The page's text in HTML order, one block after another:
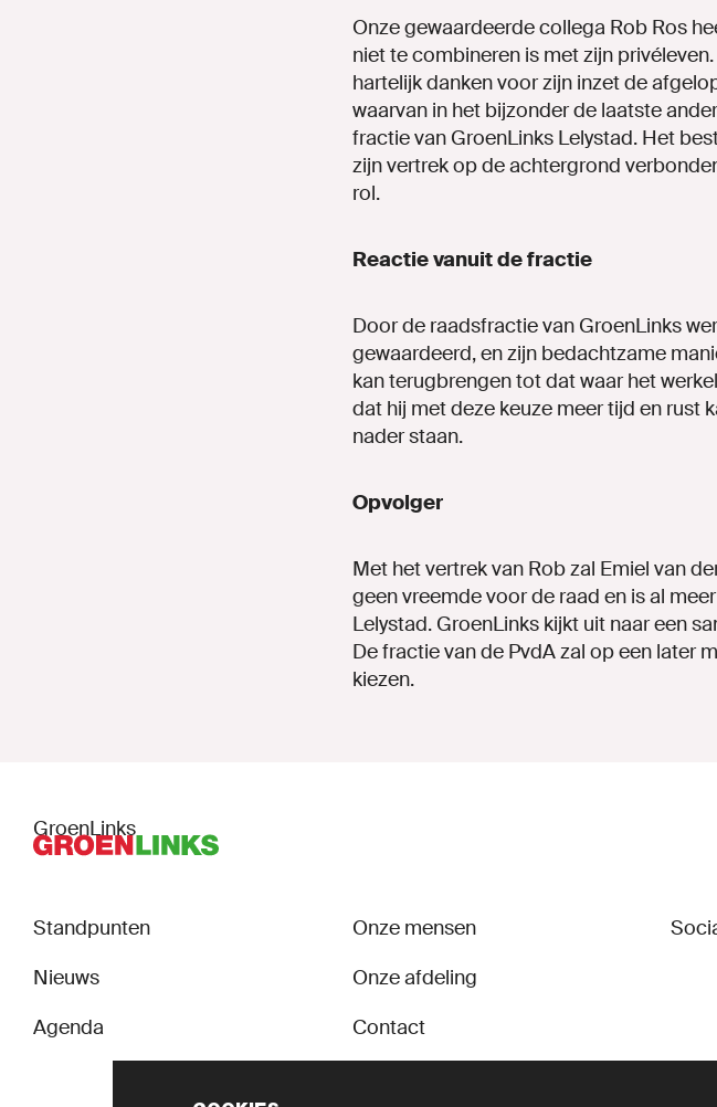
Onze gewaardeerde collega Rob Ros
niet te combineren is met zijn
hartelijk danken voor zijn inzet de
waarvan in het bijzonder de laatste
fractie van GroenLinks Lelystad. Het
zijn vertrek op de achtergrond
rol.
Reactie vanuit de fractie
Door de raadsfractie van GroenLinks
gewaardeerd, en zijn bedachtzame
kan terugbrengen tot dat waar het
dat hij met deze keuze meer tijd en rust
nader staan.
Opvolger
Met het vertrek van Rob zal Emiel van
geen vreemde voor de raad en is al
Lelystad. GroenLinks kijkt uit naar een
De fractie van de PvdA zal op een later
kiezen.
GroenLinks
Standpunten
Nieuws
Agenda
Onze mensen
Onze afdeling
Contact